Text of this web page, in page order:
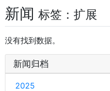
新闻 标签：扩展
没有找到数据。
新闻归档
2025